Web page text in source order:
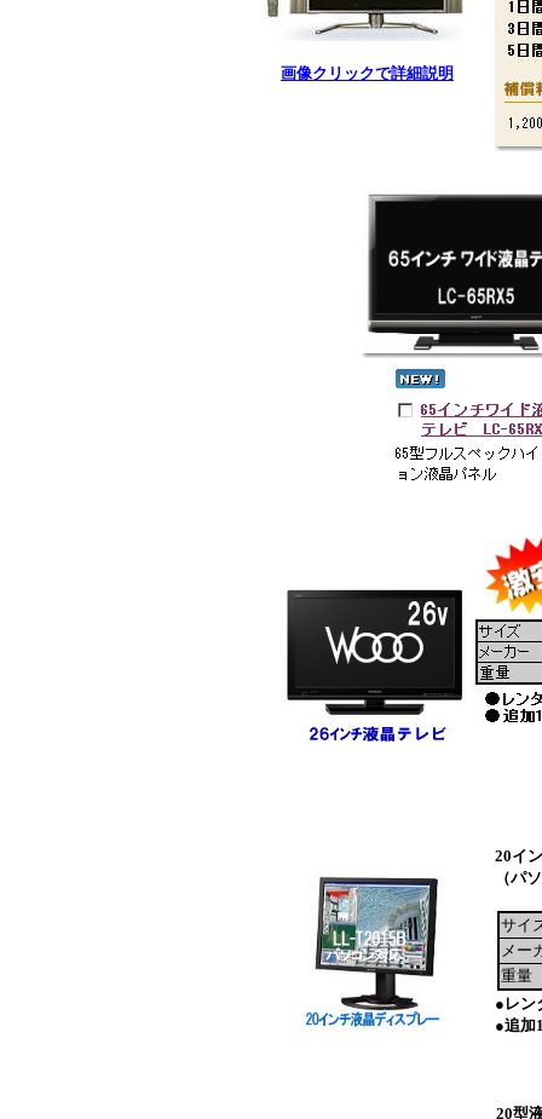
画像クリックで詳細説明
20イ
（パ
サイ
メー
重量
●レン
●追加
20型